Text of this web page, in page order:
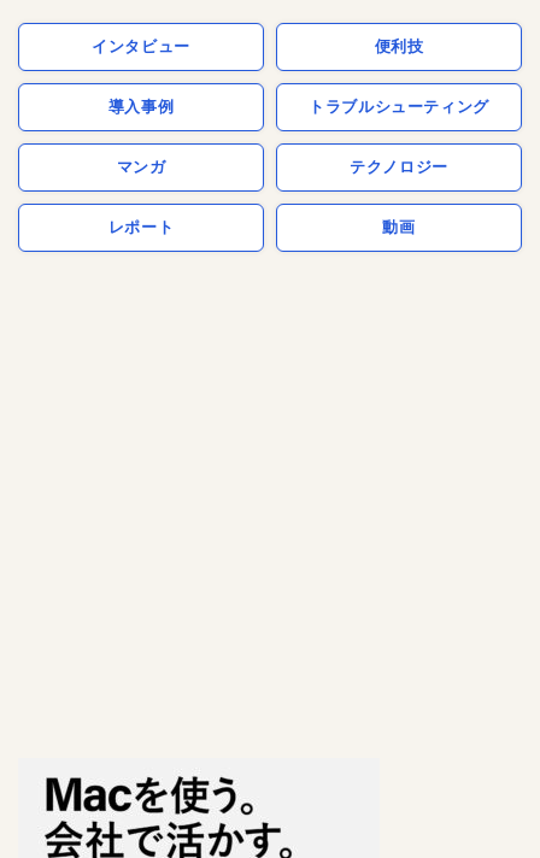
インタビュー 便利技
導入事例 トラブルシューティング
マンガ テクノロジー
レポート 動画